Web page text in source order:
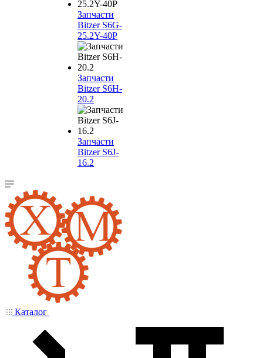
Запчасти
Bitzer S6G-
25.2Y-40P
Запчасти
Bitzer S6H-
20.2
Запчасти
Bitzer S6J-
16.2
Каталог